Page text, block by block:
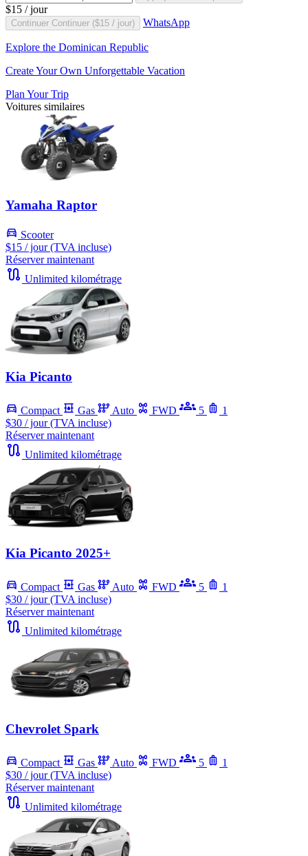
$15 / jour
Continuer Continuer ($15 / jour) WhatsApp
Explore the Dominican Republic
Create Your Own Unforgettable Vacation
Plan Your Trip
Voitures similaires
Yamaha Raptor
Scooter
$15 / jour (TVA incluse)
Réserver maintenant
Unlimited kilométrage
Kia Picanto
Compact Gas Auto FWD 5
1
$30 / jour (TVA incluse)
Réserver maintenant
Unlimited kilométrage
Kia Picanto 2025+
Compact Gas Auto FWD 5
1
$30 / jour (TVA incluse)
Réserver maintenant
Unlimited kilométrage
Chevrolet Spark
Compact Gas Auto FWD 5
1
$30 / jour (TVA incluse)
Réserver maintenant
Unlimited kilométrage